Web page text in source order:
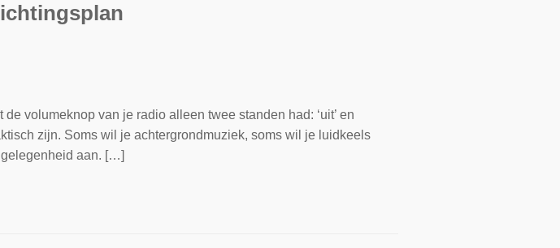
volumeknop van je radio alleen twee standen had: ‘uit’ en
zijn. Soms wil je achtergrondmuziek, soms wil je luidkeels
aan. […]